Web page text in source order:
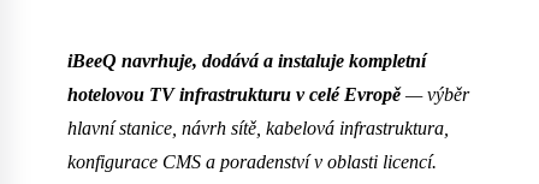
iBeeQ navrhuje, dodává a instaluje kompletní
hotelovou TV infrastrukturu v celé Evropě— výběr
hlavní stanice, návrh sítě, kabelová infrastruktura,
konfigurace CMS a poradenství v oblasti licencí.